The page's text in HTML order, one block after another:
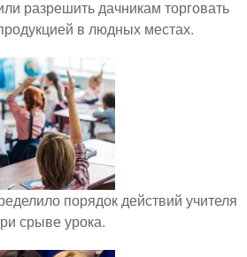
разрешить дачникам торговать
в людных местах.
порядок действий учителя
срыве урока.